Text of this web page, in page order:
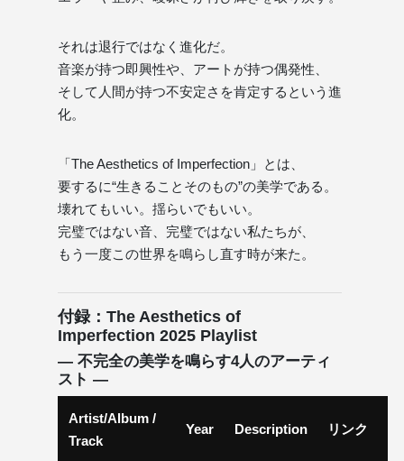
それは退行ではなく進化だ。
音楽が持つ即興性や、アートが持つ偶発性、
そして人間が持つ不安定さを肯定するという進
化。
「The Aesthetics of Imperfection」とは、
要するに“生きることそのもの”の美学である。
壊れてもいい。揺らいでもいい。
完璧ではない音、完璧ではない私たちが、
もう一度この世界を鳴らし直す時が来た。
付録：The Aesthetics of
Imperfection 2025 Playlist
― 不完全の美学を鳴らす4人のアーティ
スト ―
Artist/Album /
Track
Year Description リンク